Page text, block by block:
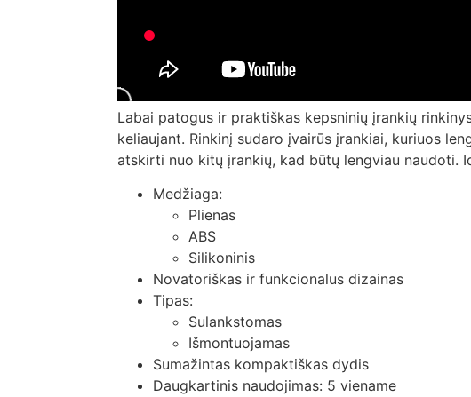
Labai patogus ir praktiškas kepsninių įrankių
keliaujant. Rinkinį sudaro įvairūs įrankiai, kuriuos
atskirti nuo kitų įrankių, kad būtų lengviau naudoti.
Medžiaga:
Plienas
ABS
Silikoninis
Novatoriškas ir funkcionalus dizainas
Tipas:
Sulankstomas
Išmontuojamas
Sumažintas kompaktiškas dydis
Daugkartinis naudojimas: 5 viename